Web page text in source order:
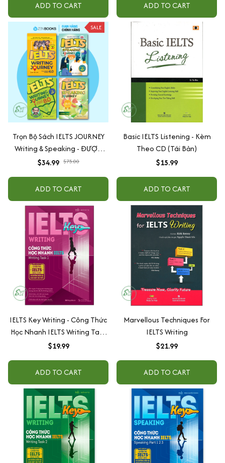
ADD TO CART ADD TO CART
SALE
Trọn Bộ Sách IELTS JOURNEY
Writing & Speaking - ĐƯỢC
CỰU GIÁM KHẢO IELTS KHUYÊN
$34.99 $75.00
ADD TO CART
Basic IELTS Listening - Kèm
Theo CD (Tái Bản)
$15.99
ADD TO CART
IELTS Key Writing - Công Thức
Học Nhanh IELTS Writing Task
1
$19.99
ADD TO CART
Marvellous Techniques For
IELTS Writing
$21.99
ADD TO CART